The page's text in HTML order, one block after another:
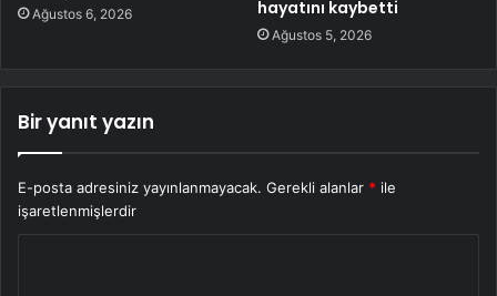
Ağustos 6, 2026
hayatını kaybetti
Ağustos 5, 2026
Bir yanıt yazın
E-posta adresiniz yayınlanmayacak. Gerekli alanlar * ile
işaretlenmişlerdir